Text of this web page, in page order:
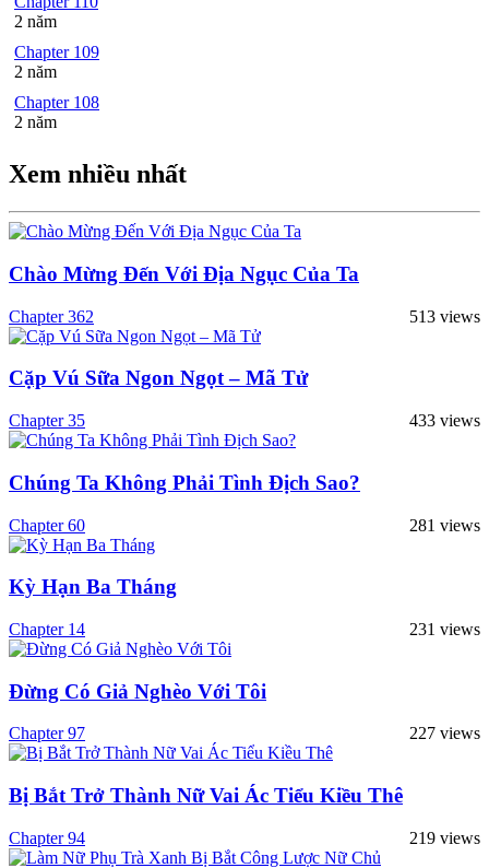
2 năm
Chapter 109
2 năm
Chapter 108
2 năm
Xem nhiều nhất
Chào Mừng Đến Với Địa Ngục Của Ta
513 views
Chapter 362
Cặp Vú Sữa Ngon Ngọt – Mã Tử
433 views
Chapter 35
Chúng Ta Không Phải Tình Địch Sao?
281 views
Chapter 60
Kỳ Hạn Ba Tháng
231 views
Chapter 14
Đừng Có Giả Nghèo Với Tôi
227 views
Chapter 97
Bị Bắt Trở Thành Nữ Vai Ác Tiểu Kiều Thê
219 views
Chapter 94